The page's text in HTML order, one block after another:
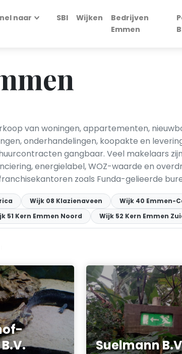
naar SBI Wijken
Bedrijven
Emmen
van woningen, appartementen,
onderhandelingen, koopakte en
gangbaar. Veel makelaars
energielabel, WOZ-waarde en
zoals Funda-gelieerde
Wijk 08 Klazienaveen Wijk 40 Emmen-
51 Kern Emmen Noord Wijk 52 Kern Emmen
Suelmann